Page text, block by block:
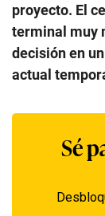
proyecto. El
terminal muy
decisión en
actual